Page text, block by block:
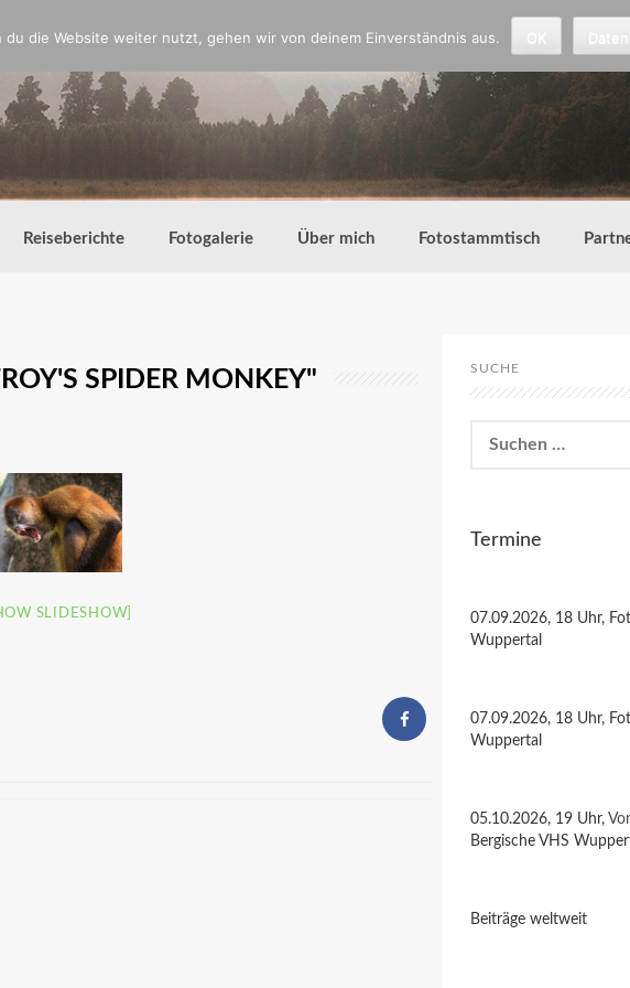
Reiseberichte Fotogalerie Über mich Fotostammtisch
SPIDER MONKEY"
SLIDESHOW]
SUCHE
nach:
Termine
07.09.2026, 18 Uhr,
Wuppertal
07.09.2026, 18 Uhr,
Wuppertal
05.10.2026, 19 Uhr,
Bergische VHS
Beiträge weltweit
die Website weiter nutzt, gehen wir von deinem Einverständnis aus.